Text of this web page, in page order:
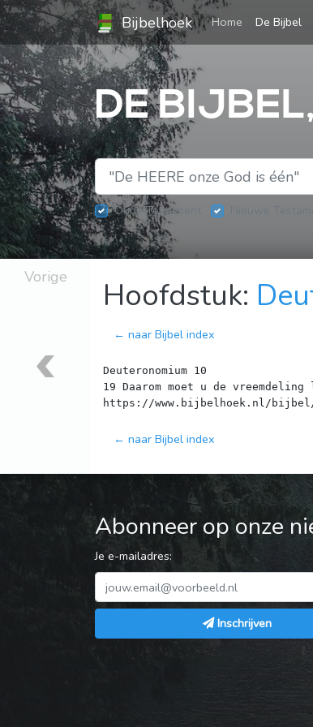
Bijbelhoek Home (current)
De Bijbel
DE
Oude Testament
Vorige Hoofdstuk:
← naar Bijbel index
Deuteronomium 10
19 Daarom moet u de
← naar Bijbel index
Abonneer op onze
Je e-mailadres:
Inschrijven